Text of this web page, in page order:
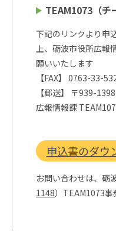
TEAM1073（チ
下記のリンクより申
上、砺波市役所広報
願いいたします
【FAX】 0763-33-
【郵送】 〒939-
広報情報課
申込書のダウ
お問い合わせは、砺
1148）TEAM1073事